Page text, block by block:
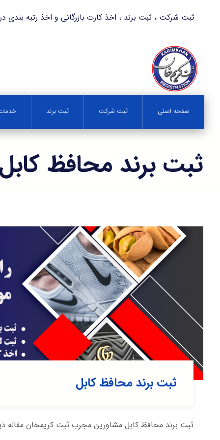
ثبت شرکت ، ثبت برند ، اخذ کارت بازرگانی و اخذ رتبه بندی در کمترین
صفحه اصلی ثبت شرکت ثبت برند
ثبت برند محافظ کابل
ثبت برند محافظ کابل
ثبت برند محافظ کابل مشاورین مجرب ثبت کریمخان